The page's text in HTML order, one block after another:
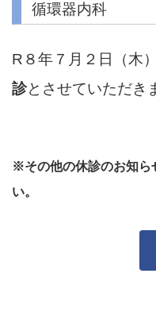
循環器内科
R８年７月２日（木
診とさせていただき
※その他の休診のお知ら
い。